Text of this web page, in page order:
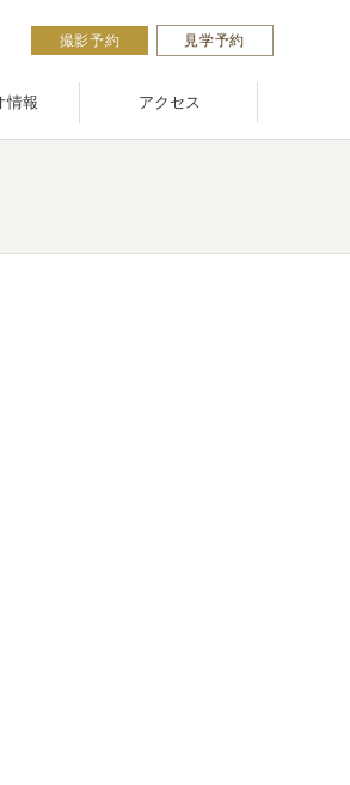
撮影予約 見学予約
情報 アクセス